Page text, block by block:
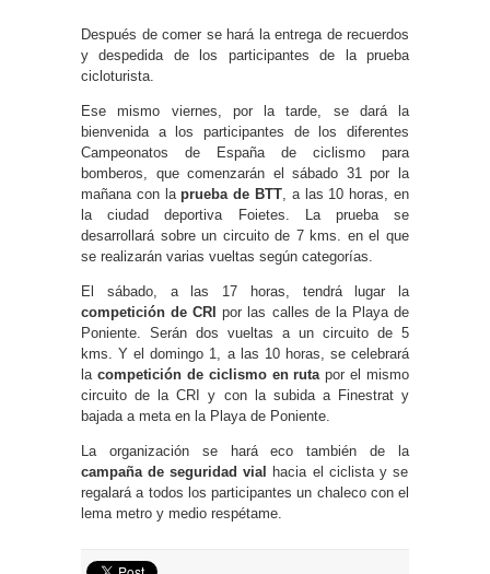
Después de comer se hará la entrega de recuerdos
y despedida de los participantes de la prueba
cicloturista.
Ese mismo viernes, por la tarde, se dará la
bienvenida a los participantes de los diferentes
Campeonatos de España de ciclismo para
bomberos, que comenzarán el sábado 31 por la
mañana con laprueba de BTT, a las 10 horas, en
la ciudad deportiva Foietes. La prueba se
desarrollará sobre un circuito de 7 kms. en el que
se realizarán varias vueltas según categorías.
El sábado, a las 17 horas, tendrá lugar la
competición de CRI por las calles de la Playa de
Poniente. Serán dos vueltas a un circuito de 5
kms. Y el domingo 1, a las 10 horas, se celebrará
la competición de ciclismo en rutapor el mismo
circuito de la CRI y con la subida a Finestrat y
bajada a meta en la Playa de Poniente.
La organización se hará eco también de la
campaña de seguridad vial
hacia el ciclista y se
regalará a todos los participantes un chaleco con el
lema metro y medio respétame.